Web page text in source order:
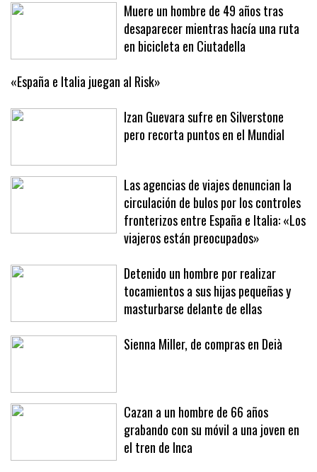
Muere un hombre de 49 años tras
desaparecer mientras hacía una ruta
en bicicleta en Ciutadella
«España e Italia juegan al Risk»
Izan Guevara sufre en Silverstone
pero recorta puntos en el Mundial
Las agencias de viajes denuncian la
circulación de bulos por los controles
fronterizos entre España e Italia: «Los
viajeros están preocupados»
Detenido un hombre por realizar
tocamientos a sus hijas pequeñas y
masturbarse delante de ellas
Sienna Miller, de compras en Deià
Cazan a un hombre de 66 años
grabando con su móvil a una joven en
el tren de Inca